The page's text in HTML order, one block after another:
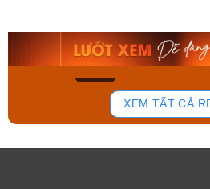
168
Mua ngay
XEM TẤT CẢ